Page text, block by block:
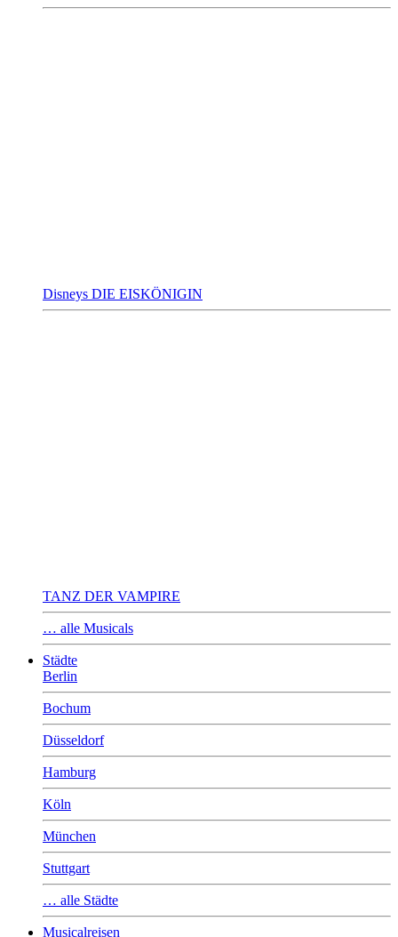
Disneys DIE EISKÖNIGIN
TANZ DER VAMPIRE
… alle Musicals
Städte
Berlin
Bochum
Düsseldorf
Hamburg
Köln
München
Stuttgart
… alle Städte
Musicalreisen